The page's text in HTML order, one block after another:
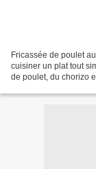
Fricassée de poulet au chorizo Aujourd'hui je vous
cuisiner un plat tout
de poulet, du chorizo